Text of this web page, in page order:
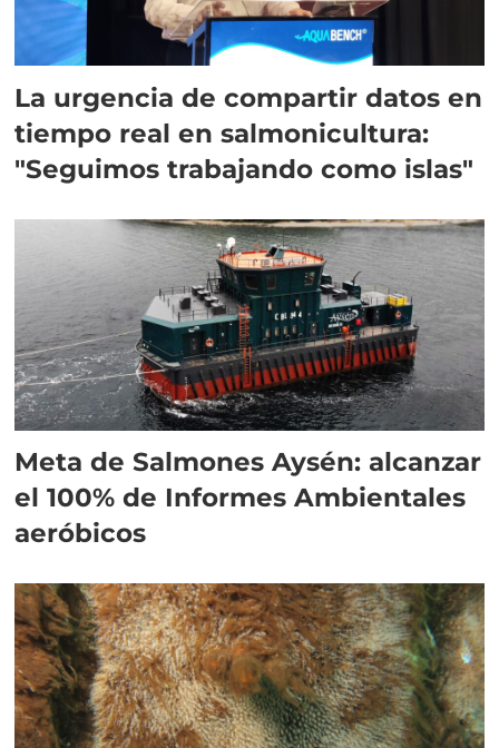
La urgencia de compartir datos en
tiempo real en salmonicultura:
"Seguimos trabajando como islas"
Meta de Salmones Aysén: alcanzar
el 100% de Informes Ambientales
aeróbicos